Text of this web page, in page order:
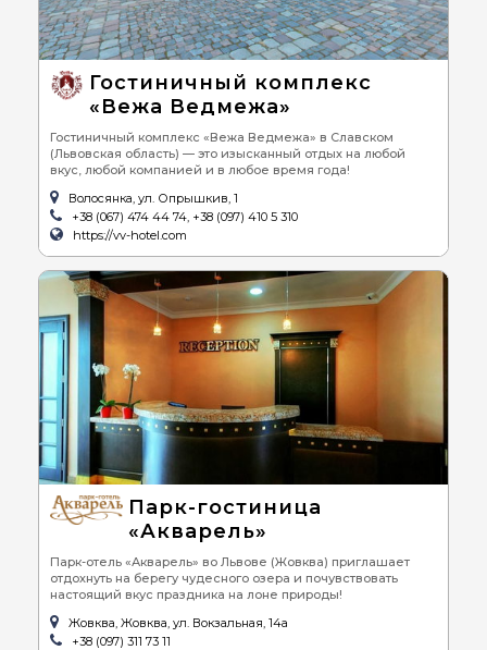
Гостиничный комплекс
«Вежа Ведмежа»
Гостиничный комплекс «Вежа Ведмежа» в Славском
(Львовская область) — это изысканный отдых на любой
вкус, любой компанией и в любое время года!
Волосянка, ул. Опрышкив, 1
+38 (067) 474 44 74, +38 (097) 410 5 310
https://vv-hotel.com
Парк-гостиница
«Акварель»
Парк-отель «Акварель» во Львове (Жовква) приглашает
отдохнуть на берегу чудесного озера и почувствовать
настоящий вкус праздника на лоне природы!
Жовква, Жовква, ул. Вокзальная, 14а
+38 (097) 311 73 11